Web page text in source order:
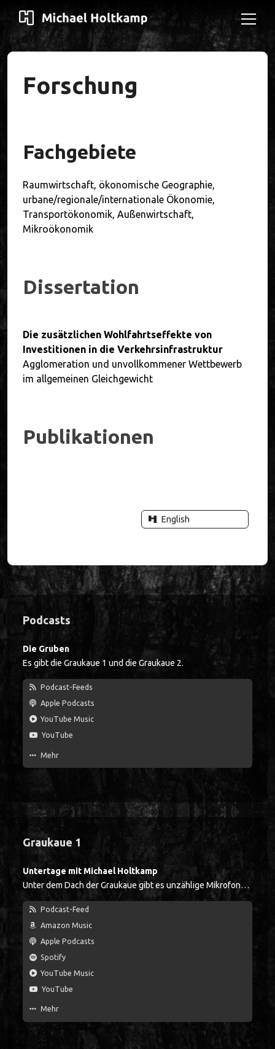
Menü
öffnen
Forschung Menü
öffnen
phoneE-Mail
E-
instagram
instagram
linkedin
linkedinmastodon
mastodon
twitter
twitter
Forschung
Fachgebiete
Raumwirtschaft, ökonomische Geographie,
urbane/regionale/internationale Ökonomie,
Transportökonomik, Außenwirtschaft,
Mikroökonomik
Dissertation
Die zusätzlichen Wohlfahrtseffekte von
Investitionen in die Verkehrsinfrastruktur
Agglomeration und unvollkommener Wettbewerb
im allgemeinen Gleichgewicht
Publikationen
English
Seitenleiste
Podcasts
Die Gruben
Es gibt die Graukaue 1 und die Graukaue 2.
Podcast-Feeds
Apple Podcasts
YouTube Music
YouTube
Mehr
Graukaue 1
Untertage mit Michael Holtkamp
Unter dem Dach der Graukaue gibt es unzählige Mikrofone, wobei jedes Mikrofon wie ein Kauenhaken unter der Decke aufgehängt ist. Zu Schichtbeginn lässt jeder Kumpel sein Mikrofon herunter, so wie früher der Ansager in einem Boxring. Wenn der Einschlagwecker dreimal anschlägt, fährt die Mannschaft ins Bergwerk ein. Glückauf!
Podcast-Feed
Amazon Music
Apple Podcasts
Spotify
YouTube Music
YouTube
Mehr